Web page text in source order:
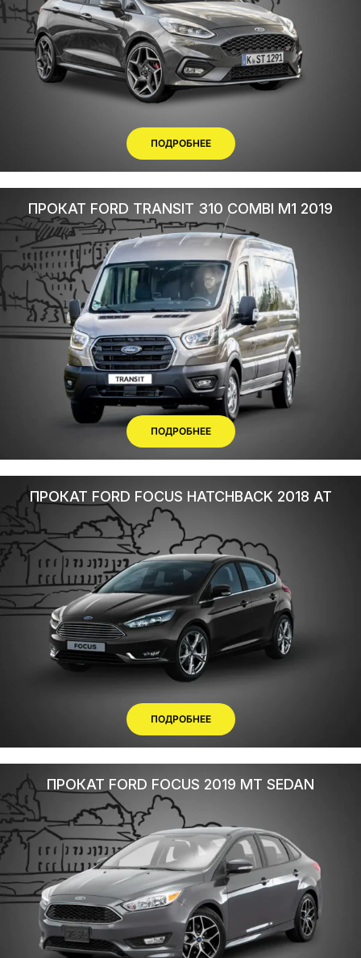
ПОДРОБНЕЕ
ПРОКАТ FORD TRANSIT 310 COMBI M1 2019
ПОДРОБНЕЕ
ПРОКАТ FORD FOCUS HATCHBACK 2018 AT
ПОДРОБНЕЕ
ПРОКАТ FORD FOCUS 2019 МТ SEDAN